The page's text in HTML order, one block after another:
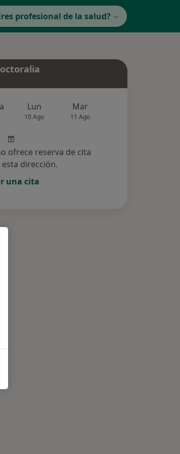
profesional de la salud?
Lun
10 Ago
Mar
11 Ago
ofrece reserva de cita
dirección.
una cita